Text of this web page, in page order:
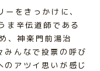
をきっかけに、
ま辛伝道師である
、神楽門前湯治
みんなで投票の呼び
アツイ思いが感じ